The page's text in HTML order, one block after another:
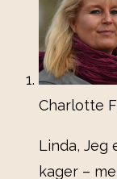
Charlotte
Linda, Jeg
kager –